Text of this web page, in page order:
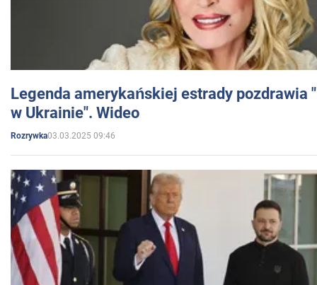
Legenda amerykańskiej estrady pozdrawia
w Ukrainie". Wideo
Rozrywka03.03.2025 09:46